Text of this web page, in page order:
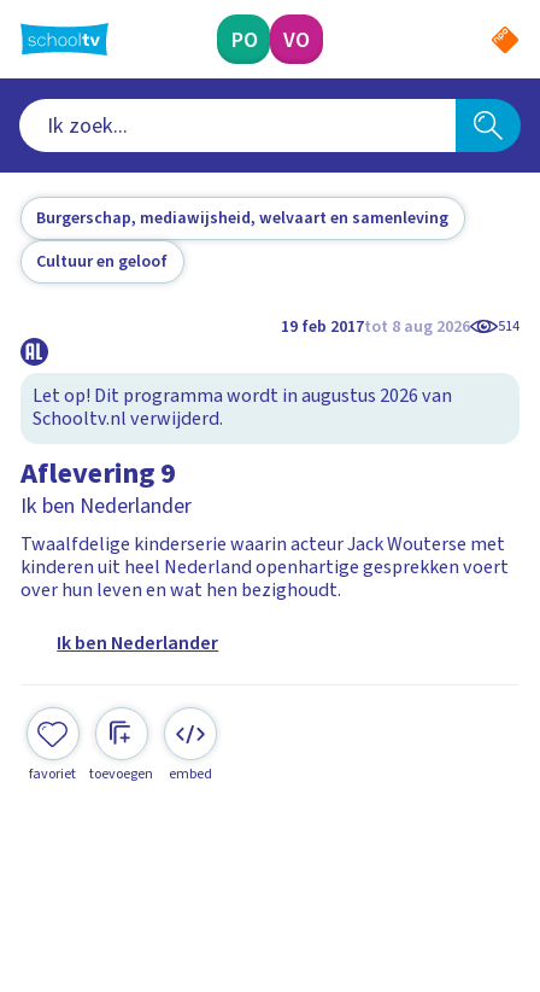
naar
hoofdinhoud
PO VO
Burgerschap, mediawijsheid, welvaart en samenleving
Cultuur en geloof
19 feb 2017tot 8 aug 2026 514
Let op! Dit programma wordt in augustus 2026 van
Schooltv.nl verwijderd.
Aflevering 9
Ik ben Nederlander
Twaalfdelige kinderserie waarin acteur Jack Wouterse met
kinderen uit heel Nederland openhartige gesprekken voert
over hun leven en wat hen bezighoudt.
Ik ben Nederlander
favoriet toevoegen embed